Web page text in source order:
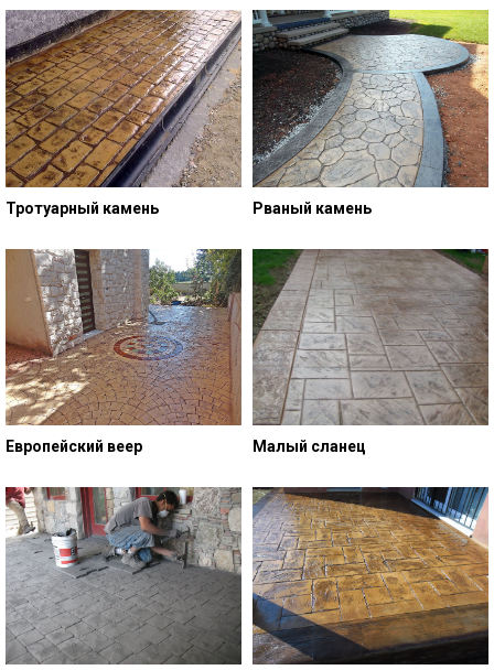
Тротуарный камень Рваный камень
Европейский веер Малый сланец